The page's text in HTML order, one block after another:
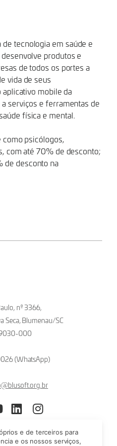
de tecnologia em saúde e
produtos e
de todos os portes a
vida de seus
aplicativo mobile da
serviços e ferramentas de
física e mental.
como psicólogos,
com até 70% de desconto;
de desconto na
nº 3366,
Seca, Blumenau/SC
000
(WhatsApp)
e de terceiros para
e os nossos serviços,